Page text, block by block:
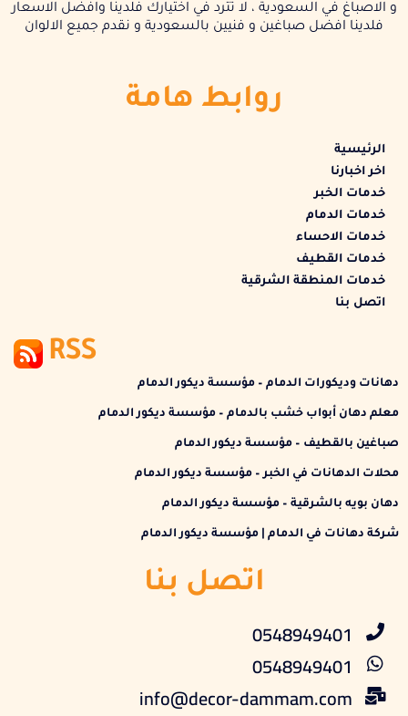
و الاصباغ في السعودية ، لا تترد في اختيارك فلدينا وافضل الاسعار
فلدينا افضل صباغين و فنيين بالسعودية و نقدم جميع الالوان
روابط هامة
الرئيسية
اخر اخبارنا
خدمات الخبر
خدمات الدمام
خدمات الاحساء
خدمات القطيف
خدمات المنطقة الشرقية
اتصل بنا
RSS
دهانات وديكورات الدمام – مؤسسة ديكور الدمام
معلم دهان أبواب خشب بالدمام – مؤسسة ديكور الدمام
صباغين بالقطيف – مؤسسة ديكور الدمام
محلات الدهانات في الخبر – مؤسسة ديكور الدمام
دهان بويه بالشرقية – مؤسسة ديكور الدمام
شركة دهانات في الدمام | مؤسسة ديكور الدمام
اتصل بنا
0548949401
0548949401
info@decor-dammam.com